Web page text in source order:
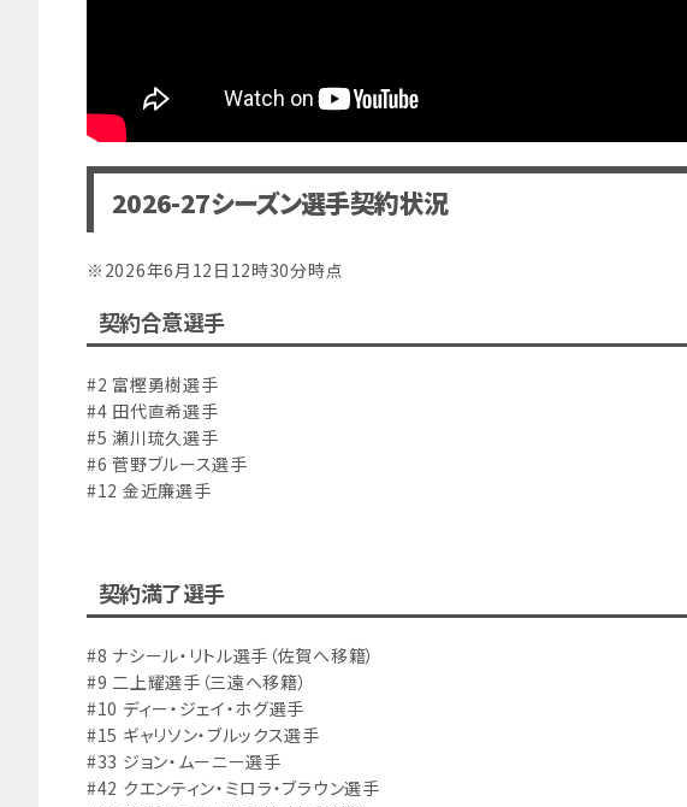
2026-27シーズン選手契約状況
※2026年6月12日12時30分時点
契約合意選手
#2 富樫勇樹選手
#4 田代直希選手
#5 瀬川琉久選手
#6 菅野ブルース選手
#12 金近廉選手
契約満了選手
#8 ナシール・リトル選手（佐賀へ移籍）
#9 二上耀選手（三遠へ移籍）
#10 ディー・ジェイ・ホグ選手
#15 ギャリソン・ブルックス選手
#33 ジョン・ムーニー選手
#42 クエンティン・ミロラ・ブラウン選手